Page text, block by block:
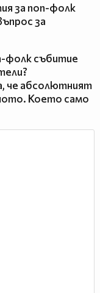
за поп-фолк
за
фолк събитие
че абсолютният
Което само